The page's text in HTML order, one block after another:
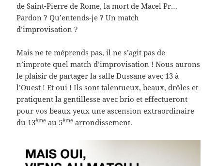
de Saint-Pierre de Rome, la mort de Macel Pr…
Pardon ? Qu’entends-je ? Un match
d’improvisation ?
Mais ne te méprends pas, il ne s’agit pas de
n’improte quel match d’improvisation ! Nous aurons
le plaisir de partager la salle Dussane avec 13 à
l’Ouest ! Et oui ! Ils sont talentueux, beaux, drôles et
pratiquent la gentillesse avec brio et effectueront
pour vos beaux yeux une ascension extraordinaire
du 13ème au 5ème arrondissement.